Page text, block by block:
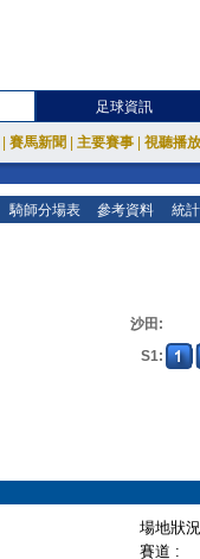
足球資訊
賽馬新聞 主要賽事 視聽播
騎師分場表 參考資料 統
沙田:
S1:
場地狀
賽道 :